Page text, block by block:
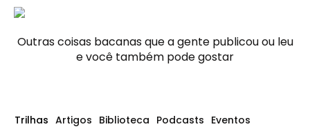
Outras coisas bacanas que a gente publicou ou leu
e você também pode gostar
Trilhas Artigos Biblioteca Podcasts Eventos